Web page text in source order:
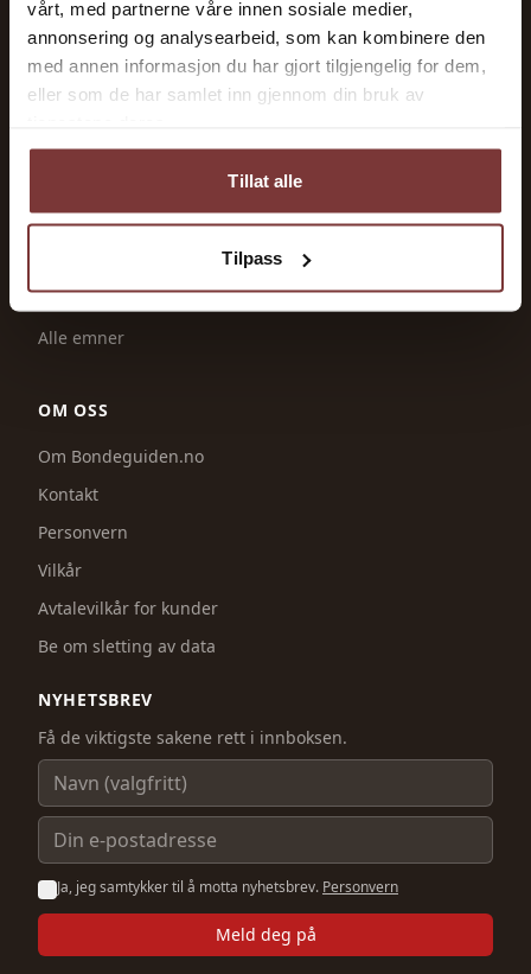
vårt, med partnerne våre innen sosiale medier,
annonsering og analysearbeid, som kan kombinere den
med annen informasjon du har gjort tilgjengelig for dem,
eller som de har samlet inn gjennom din bruk av
Tillat alle
Tilpass
Jordbruk og produksjon
Energi og strøm
Tilskudd & frister
Ressurser
Alle emner
OM OSS
Om Bondeguiden.no
Kontakt
Personvern
Vilkår
Avtalevilkår for kunder
Be om sletting av data
NYHETSBREV
Få de viktigste sakene rett i innboksen.
Navn
E-postadresse
Ja, jeg samtykker til å motta nyhetsbrev. Personvern
Meld deg på